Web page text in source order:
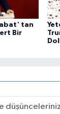
tan
Bir